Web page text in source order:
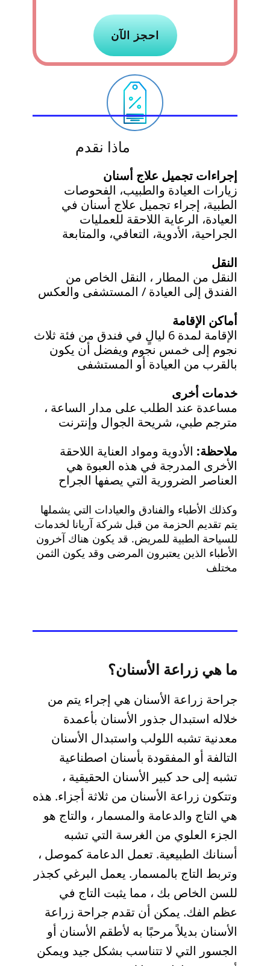
احجز الآن
ماذا نقدم
إجراءات تجميل علاج أسنان
زيارات العيادة والطبيب، الفحوصات
الطبية، إجراء تجميل علاج أسنان في
العيادة، الرعاية اللاحقة للعمليات
الجراحية، الأدوية، التعافي، والمتابعة
النقل
النقل من المطار ، النقل الخاص من
الفندق إلى العيادة / المستشفى والعكس
أماكن الإقامة
الإقامة لمدة 6 ليالٍ في فندق من فئة ثلاث
نجوم إلى خمس نجوم ويفضل أن يكون
بالقرب من العيادة أو المستشفى
خدمات أخرى
مساعدة عند الطلب على مدار الساعة ،
مترجم طبي، شريحة الجوال وإنترنت
ملاحظة: الأدوية ومواد العناية اللاحقة
الأخرى المدرجة في هذه العبوة هي
العناصر الضرورية التي يصفها الجراح
وكذلك الأطباء والفنادق والعيادات التي يشملها
يتم تقديم الحزمة من قبل شرکة آريانا لخدمات
للسياحة الطبية للمريض. قد يكون هناك آخرون
الأطباء الذين يعتبرون المرضى وقد يكون الثمن
مختلف
ما هي زراعة الأسنان؟
جراحة زراعة الأسنان هي إجراء يتم من
خلاله استبدال جذور الأسنان بأعمدة
معدنية تشبه اللولب واستبدال الأسنان
التالفة أو المفقودة بأسنان اصطناعية
تشبه إلى حد كبير الأسنان الحقيقية ،
وتتكون زراعة الأسنان من ثلاثة أجزاء. هذه
هي التاج والدعامة والمسمار ، والتاج هو
الجزء العلوي من الغرسة التي تشبه
أسنانك الطبيعية. تعمل الدعامة كموصل ،
وتربط التاج بالمسمار. يعمل البرغي كجذر
للسن الخاص بك ، مما يثبت التاج في
عظم الفك. يمكن أن تقدم جراحة زراعة
الأسنان بديلاً مرحبًا به لأطقم الأسنان أو
الجسور التي لا تتناسب بشكل جيد ويمكن